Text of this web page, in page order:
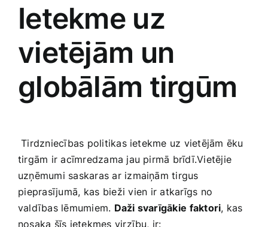
Ietekme uz
vietējām un
globālām tirgūm
​ Tirdzniecības politikas ietekme uz vietējām ēku
tirgām ir acīmredzama jau pirmā brīdī.Vietējie
uzņēmumi saskaras ar izmaiņām tirgus
⁤pieprasījumā, kas⁤ bieži ⁤vien ir atkarīgs no
valdības lēmumiem. Daži svarīgākie⁣ faktori, kas
nosaka šīs ietekmes virzību, ir: